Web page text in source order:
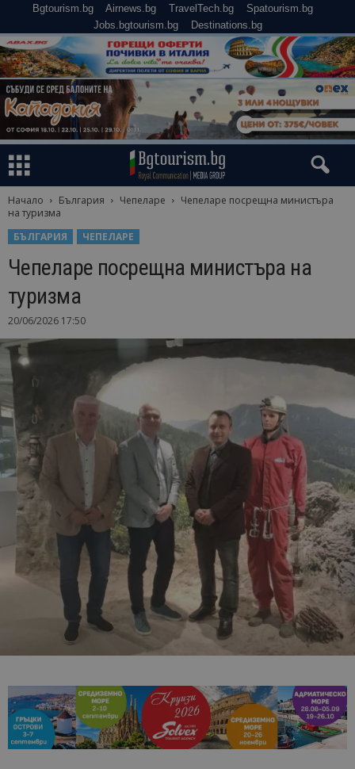
Bgtourism.bg Airnews.bg TravelTech.bg
Spatourism.bg
Jobs.bgtourism.bg
Destinations.bg
Начало България Чепеларе
Чепеларе посрещна министъра
на туризма
БЪЛГАРИЯ
ЧЕПЕЛАРЕ
Чепеларе посрещна министъра на
туризма
20/06/2026 17:50